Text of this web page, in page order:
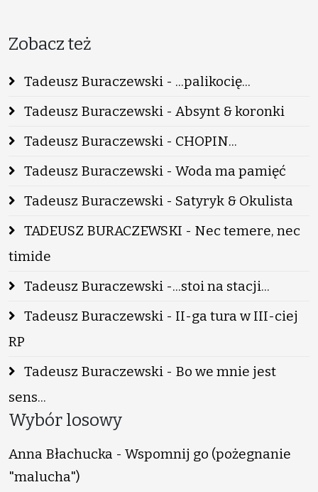
Zobacz też
Tadeusz Buraczewski - ...palikocię...
Tadeusz Buraczewski - Absynt & koronki
Tadeusz Buraczewski - CHOPIN...
Tadeusz Buraczewski - Woda ma pamięć
Tadeusz Buraczewski - Satyryk & Okulista
TADEUSZ BURACZEWSKI - Nec temere, nec
timide
Tadeusz Buraczewski -...stoi na stacji...
Tadeusz Buraczewski - II-ga tura w III-ciej
RP
Tadeusz Buraczewski - Bo we mnie jest
sens...
Wybór losowy
Anna Błachucka - Wspomnij go (pożegnanie
"malucha")